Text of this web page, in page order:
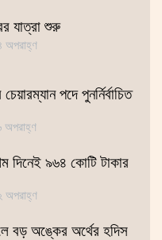
যাত্রা শুরু
অপরাহ্ণ
পদে পুনর্নির্বাচিত
দিনেই ৯৬৪ কোটি টাকার
অপরাহ্ণ
বড় অঙ্কের অর্থের হদিস